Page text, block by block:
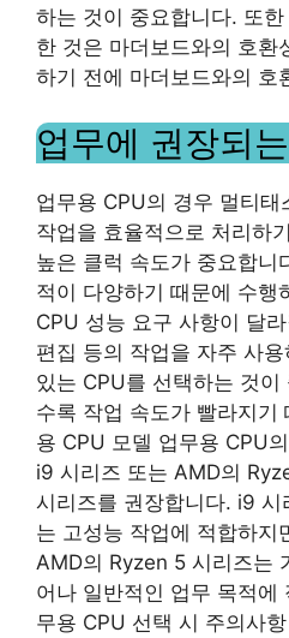
하는 것이 중요합니다. 또
한 것은 마더보드와의 호환
하기 전에 마더보드와의 호
업무에 권장되
업무용 CPU의 경우 멀티태
작업을 효율적으로 처리하
높은 클럭 속도가 중요합니
적이 다양하기 때문에 수행
CPU 성능 요구 사항이 달
편집 등의 작업을 자주 사
있는 CPU를 선택하는 것
수록 작업 속도가 빨라지기
용 CPU 모델 업무용 CPU
i9 시리즈 또는 AMD의
시리즈를 권장합니다. i9
는 고성능 작업에 적합하지
AMD의 Ryzen 5 시리즈는
어나 일반적인 업무 목적에
무용 CPU 선택 시 주의사